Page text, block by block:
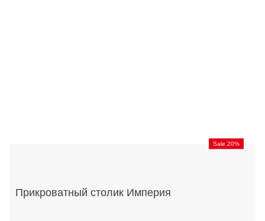
Sale 20%
Прикроватный столик Империя